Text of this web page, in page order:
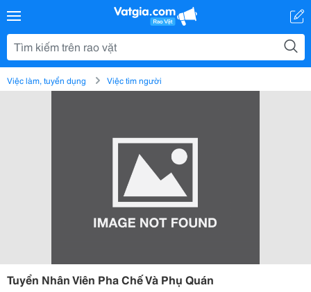
Việc làm, tuyển dụng Việc tìm người
Tuyển Nhân Viên Pha Chế Và Phụ Quán